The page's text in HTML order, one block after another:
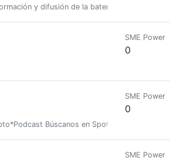
y difusión de la batería y la música
SME Power
0
Búscanos en Spotify, Google
SME Power
0
SME Power